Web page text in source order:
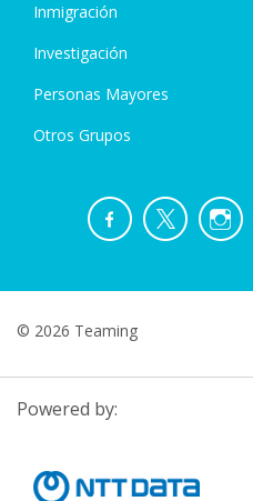
Inmigración
Investigación
Personas Mayores
Otros Grupos
© 2026 Teaming
Powered by: